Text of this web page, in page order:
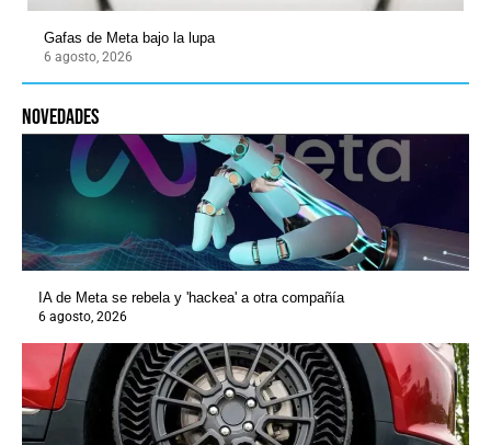
Gafas de Meta bajo la lupa
6 agosto, 2026
novedades
IA de Meta se rebela y 'hackea' a otra compañía
6 agosto, 2026